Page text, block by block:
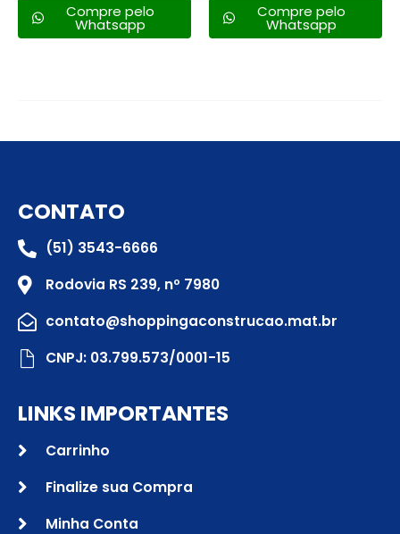
Compre pelo
Whatsapp
Compre pelo
Whatsapp
CONTATO
(51) 3543-6666
Rodovia RS 239, nº 7980
contato@shoppingaconstrucao.mat.br
CNPJ: 03.799.573/0001-15
LINKS IMPORTANTES
Carrinho
Finalize sua Compra
Minha Conta